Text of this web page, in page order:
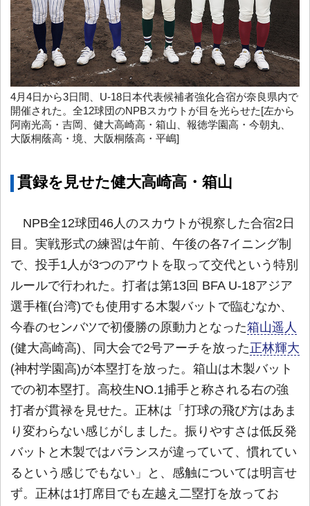
4月4日から3日間、U-18日本代表候補者強化合宿が奈良県内で
開催された。全12球団のNPBスカウトが目を光らせた[左から
阿南光高・吉岡、健大高崎高・箱山、報徳学園高・今朝丸、
大阪桐蔭高・境、大阪桐蔭高・平嶋]
貫録を見せた健大高崎高・箱山
NPB全12球団46人のスカウトが視察した合宿2日
目。実戦形式の練習は午前、午後の各7イニング制
で、投手1人が3つのアウトを取って交代という特別
ルールで行われた。打者は第13回 BFA U-18アジア
選手権(台湾)でも使用する木製バットで臨むなか、
今春のセンバツで初優勝の原動力となった箱山遥人
(健大高崎高)、同大会で2号アーチを放った正林輝大
(神村学園高)が本塁打を放った。箱山は木製バット
での初本塁打。高校生NO.1捕手と称される右の強
打者が貫禄を見せた。正林は「打球の飛び方はあま
り変わらない感じがしました。振りやすさは低反発
バットと木製ではバランスが違っていて、慣れてい
るという感じでもない」と、感触については明言せ
ず。正林は1打席目でも左越え二塁打を放ってお